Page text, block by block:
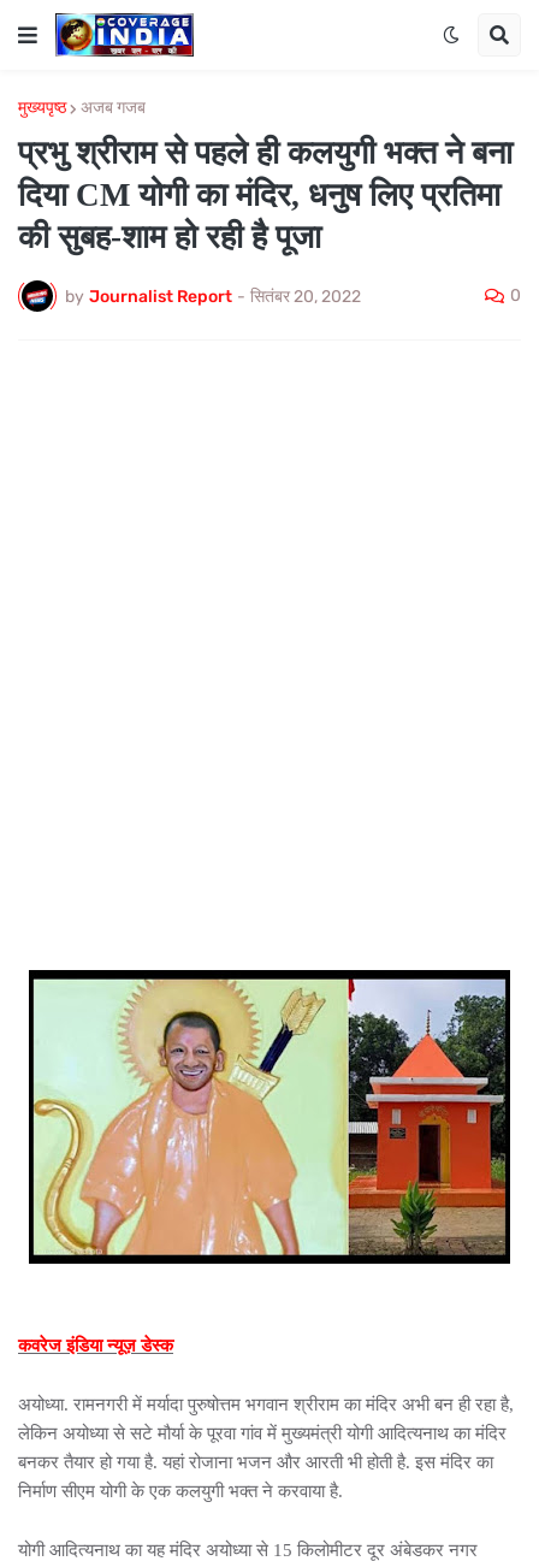
मुख्यपृष्ठ अजब गजब
प्रभु श्रीराम से पहले ही कलयुगी भक्त ने बना
दिया CM योगी का मंदिर, धनुष लिए प्रतिमा
की सुबह-शाम हो रही है पूजा
by Journalist Report - सितंबर 20, 2022 0
कवरेज इंडिया न्यूज़ डेस्क
अयोध्या. रामनगरी में मर्यादा पुरुषोत्तम भगवान श्रीराम का मंदिर अभी बन ही रहा है,
लेकिन अयोध्या से सटे मौर्या के पूरवा गांव में मुख्‍यमंत्री योगी आदित्यनाथ का मंदिर
बनकर तैयार हो गया है. यहां रोजाना भजन और आरती भी होती है. इस मंदिर का
निर्माण सीएम योगी के एक कलयुगी भक्त ने करवाया है.
योगी आदित्यनाथ का यह मंदिर अयोध्या से 15 किलोमीटर दूर अंबेडकर नगर